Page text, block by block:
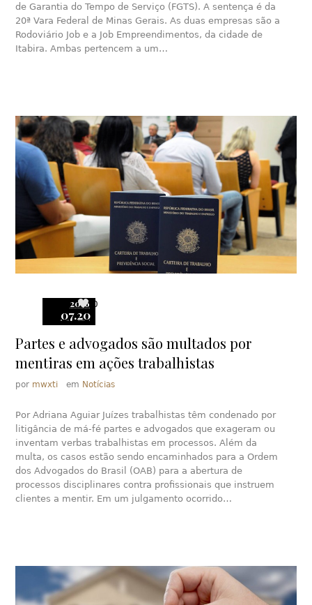
de Garantia do Tempo de Serviço (FGTS). A sentença é da
20ª Vara Federal de Minas Gerais. As duas empresas são a
Rodoviário Job e a Job Empreendimentos, da cidade de
Itabira. Ambas pertencem a um…
2016
07.20
0
Partes e advogados são multados por
mentiras em ações trabalhistas
por mwxti em Notícias
Por Adriana Aguiar Juízes trabalhistas têm condenado por
litigância de má-­fé partes e advogados que exageram ou
inventam verbas trabalhistas em processos. Além da
multa, os casos estão sendo encaminhados para a Ordem
dos Advogados do Brasil (OAB) para a abertura de
processos disciplinares contra profissionais que instruem
clientes a mentir. Em um julgamento ocorrido…